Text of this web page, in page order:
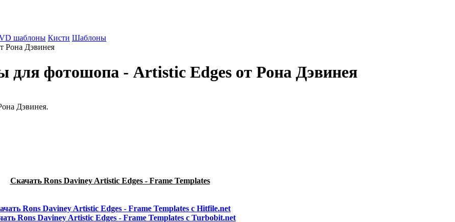
шаблоны Кисти Шаблоны
фотошопа - Artistic Edges от Рона Дэвинея
Дэвинея.
Скачать Rons Daviney Artistic Edges - Frame Templates
Rons Daviney Artistic Edges - Frame Templates с Hitfile.net
Rons Daviney Artistic Edges - Frame Templates с Turbobit.net